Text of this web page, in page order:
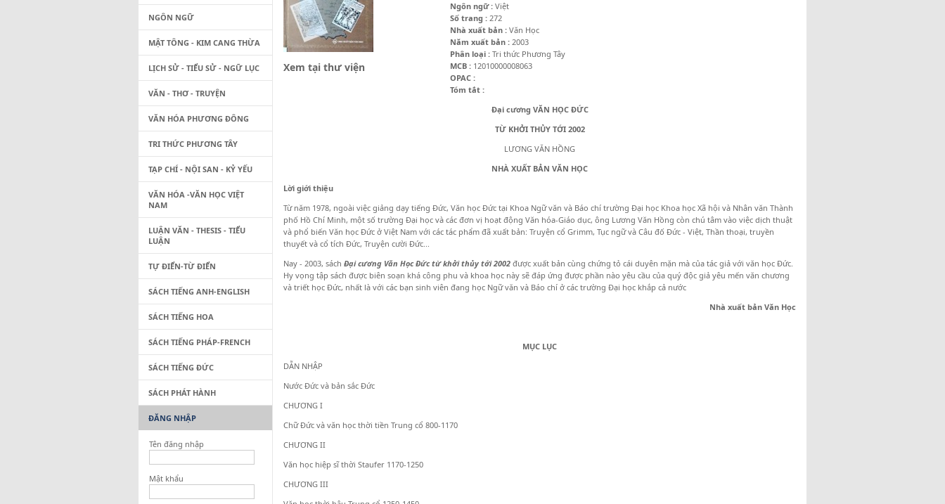
Xem tại thư viện
Ngôn ngữ : Việt
Số trang : 272
Nhà xuất bản : Văn Học
Năm xuất bản : 2003
Phân loại : Tri thức Phương Tây
MCB : 12010000008063
OPAC :
Tóm tắt :
Đại cương VĂN HỌC ĐỨC
TỪ KHỞI THỦY TỚI 2002
LƯƠNG VĂN HỒNG
NHÀ XUẤT BẢN VĂN HỌC
Lời giới thiệu
Từ năm 1978, ngoài việc giảng dạy tiếng Đức, Văn học Đức tại Khoa Ngữ văn và Báo chí trường Đại học Khoa học Xã hội và Nhân văn Thành
phố Hồ Chí Minh, một số trường Đại học và các đơn vị hoạt động Văn hóa-Giáo dục, ông Lương Văn Hồng còn chú tâm vào việc dịch thuật
và phổ biến Văn học Đức ở Việt Nam với các tác phẩm đã xuất bản: Truyện cổ Grimm, Tục ngữ và Câu đố Đức - Việt, Thần thoại, truyền
thuyết và cổ tích Đức, Truyện cười Đức...
Nay - 2003, sách Đại cương Văn Học Đức từ khởi thủy tới 2002 được xuất bản cùng chứng tỏ cái duyên mặn mà của tác giả với văn học Đức.
Hy vọng tập sách được biên soạn khá công phu và khoa học này sẽ đáp ứng được phần nào yêu cầu của quý độc giả yêu mến văn chương
và triết học Đức, nhất là với các bạn sinh viên đang học Ngữ văn và Báo chí ở các trường Đại học khắp cả nước
Nhà xuất bản Văn Học
MỤC LỤC
DẪN NHẬP
Nước Đức và bản sắc Đức
CHƯƠNG I
Chữ Đức và văn học thời tiền Trung cổ 800-1170
CHƯƠNG II
Văn học hiệp sĩ thời Staufer 1170-1250
CHƯƠNG III
NGÔN NGỮ
MẬT TÔNG - KIM CANG THỪA
LỊCH SỬ - TIỂU SỬ - NGỮ LỤC
VĂN - THƠ - TRUYỆN
VĂN HÓA PHƯƠNG ĐÔNG
TRI THỨC PHƯƠNG TÂY
TẠP CHÍ - NỘI SAN - KỶ YẾU
VĂN HÓA -VĂN HỌC VIỆT
NAM
LUẬN VĂN - THESIS - TIỂU
LUẬN
TỰ ĐIỂN-TỪ ĐIỂN
SÁCH TIẾNG ANH-ENGLISH
SÁCH TIẾNG HOA
SÁCH TIẾNG PHÁP-FRENCH
SÁCH TIẾNG ĐỨC
SÁCH PHÁT HÀNH
ĐĂNG NHẬP
Tên đăng nhập
Mật khẩu